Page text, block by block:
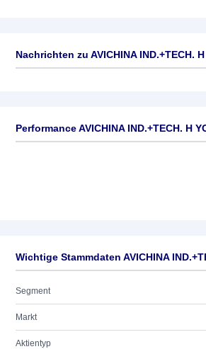
Nachrichten zu AVICHINA IND.+TECH.
Performance AVICHINA IND.+TECH. H
Wichtige Stammdaten AVICHINA
Segment
Markt
Aktientyp